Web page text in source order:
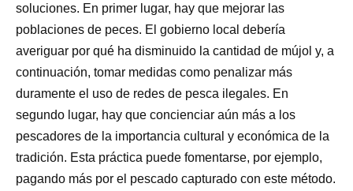
soluciones. En primer lugar, hay que mejorar las
poblaciones de peces. El gobierno local debería
averiguar por qué ha disminuido la cantidad de mújol y, a
continuación, tomar medidas como penalizar más
duramente el uso de redes de pesca ilegales. En
segundo lugar, hay que concienciar aún más a los
pescadores de la importancia cultural y económica de la
tradición. Esta práctica puede fomentarse, por ejemplo,
pagando más por el pescado capturado con este método.